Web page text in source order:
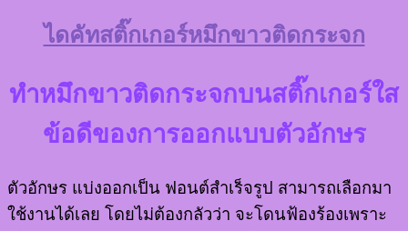
ไดคัทสติ๊กเกอร์หมึกขาวติดกระจก
ทำหมึกขาวติดกระจกบนสติ๊กเกอร์ใส
ข้อดีของการออกแบบตัวอักษร
ตัวอักษร แบ่งออกเป็น ฟอนต์สำเร็จรูป สามารถเลือกมา
ใช้งานได้เลย โดยไม่ต้องกลัวว่า จะโดนฟ้องร้องเพราะ